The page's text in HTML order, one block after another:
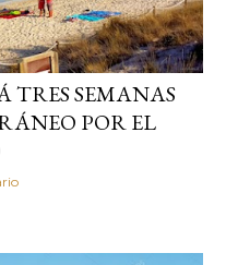
TRES SEMANAS
POR EL